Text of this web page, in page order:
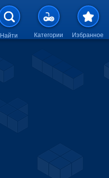
Перейти к основному
Найти Категории Избранное